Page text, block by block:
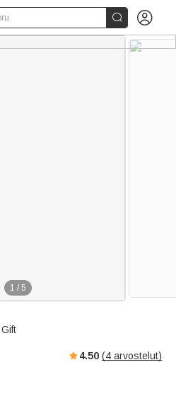
 
1 / 5
4.50 (4 arvostelut)